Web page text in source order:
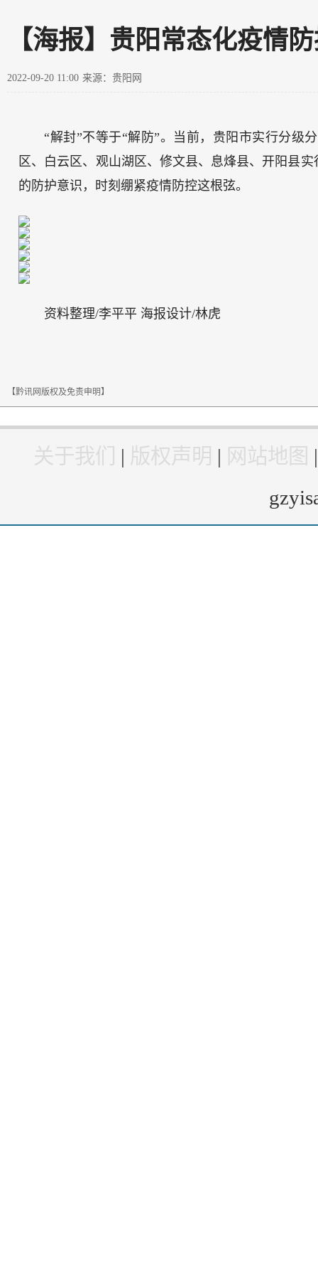
【海报】贵阳常态化疫情
2022-09-20 11:00 来源：贵阳网
“解封”不等于“解防”。当前，贵阳市实行分级
区、白云区、观山湖区、修文县、息烽县、开阳县实
的防护意识，时刻绷紧疫情防控这根弦。
资料整理/李平平 海报设计/林虎
【黔讯网版权及免责申明】
关于我们 | 版权声明 | 网站地图